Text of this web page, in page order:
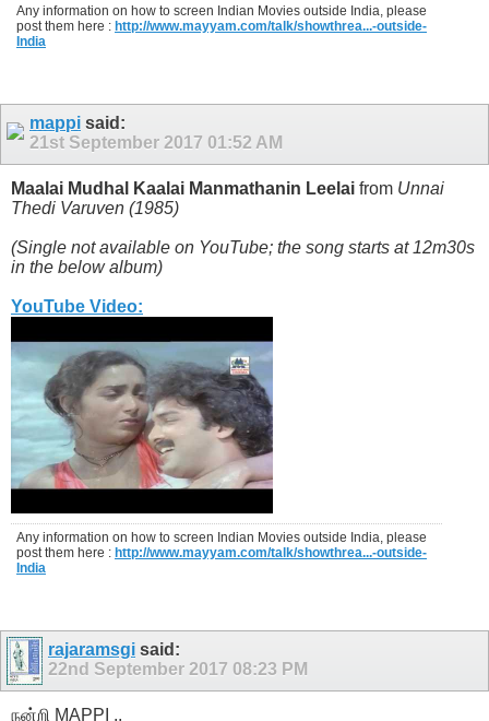
Any information on how to screen Indian Movies outside India, please
post them here : http://www.mayyam.com/talk/showthrea...-outside-
India
mappi said:
21st September 2017 01:52 AM
Maalai Mudhal Kaalai Manmathanin Leelai from Unnai
Thedi Varuven (1985)
(Single not available on YouTube; the song starts at 12m30s
in the below album)
YouTube Video:
Any information on how to screen Indian Movies outside India, please
post them here : http://www.mayyam.com/talk/showthrea...-outside-
India
rajaramsgi said:
22nd September 2017 08:23 PM
நன்றி MAPPI ..